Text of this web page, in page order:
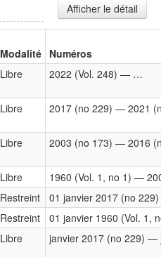
Afficher le détail
Modalité Numéros
Libre 2022 (Vol. 248) — …
Libre 2017 (no 229) — 2021
Libre 2003 (no 173) — 2016
Libre
1960 (Vol. 1, no 1) —
Restreint
01 janvier 2017 (no
Restreint
01 janvier 1960 (Vol. 1,
Libre janvier 2017 (no 229) —